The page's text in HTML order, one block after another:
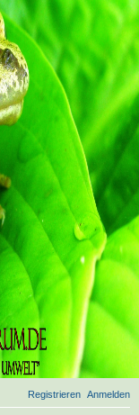
Anmelden
Registrieren